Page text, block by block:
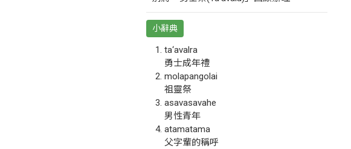
小辭典
ta‘avalra
勇士成年禮
molapangolai
祖靈祭
asavasavahe
男性青年
atamatama
父字輩的稱呼